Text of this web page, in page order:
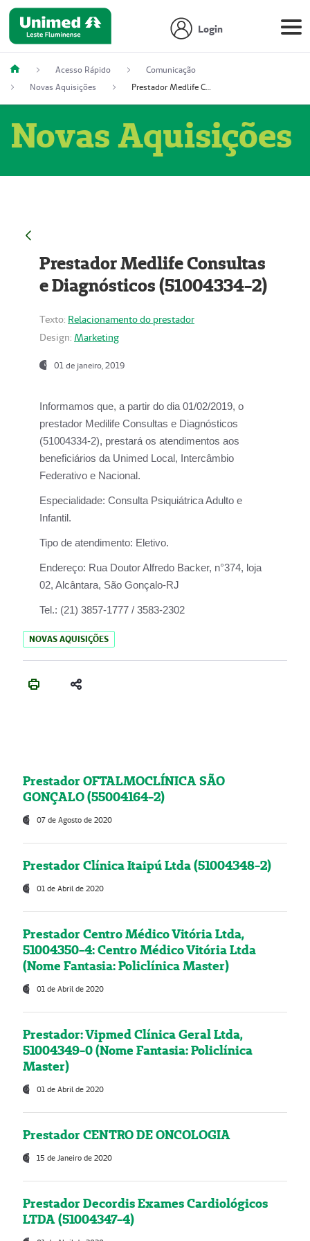
Login
Acesso Rápido
Comunicação
Novas Aquisições
Prestador Medlife Consultas e Diagnósticos (51004334-2)
Novas Aquisições
Prestador Medlife Consultas
e Diagnósticos (51004334-2)
Texto: Relacionamento do prestador
Design: Marketing
01 de janeiro, 2019
Informamos que, a partir do dia 01/02/2019, o
prestador Medilife Consultas e Diagnósticos
(51004334-2), prestará os atendimentos aos
beneficiários da Unimed Local, Intercâmbio
Federativo e Nacional.
Especialidade: Consulta Psiquiátrica Adulto e
Infantil.
Tipo de atendimento: Eletivo.
Endereço: Rua Doutor Alfredo Backer, n°374, loja
02, Alcântara, São Gonçalo-RJ
Tel.: (21) 3857-1777 / 3583-2302
NOVAS AQUISIÇÕES
Prestador OFTALMOCLÍNICA SÃO
GONÇALO (55004164-2)
07 de Agosto de 2020
Prestador Clínica Itaipú Ltda (51004348-2)
01 de Abril de 2020
Prestador Centro Médico Vitória Ltda,
51004350-4: Centro Médico Vitória Ltda
(Nome Fantasia: Policlínica Master)
01 de Abril de 2020
Prestador: Vipmed Clínica Geral Ltda,
51004349-0 (Nome Fantasia: Policlínica
Master)
01 de Abril de 2020
Prestador CENTRO DE ONCOLOGIA
15 de Janeiro de 2020
Prestador Decordis Exames Cardiológicos
LTDA (51004347-4)